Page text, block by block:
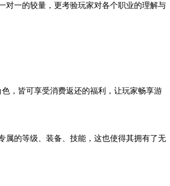
对一的较量，更考验玩家对各个职业的理解与
，皆可享受消费返还的福利，让玩家畅享游
属的等级、装备、技能，这也使得其拥有了无